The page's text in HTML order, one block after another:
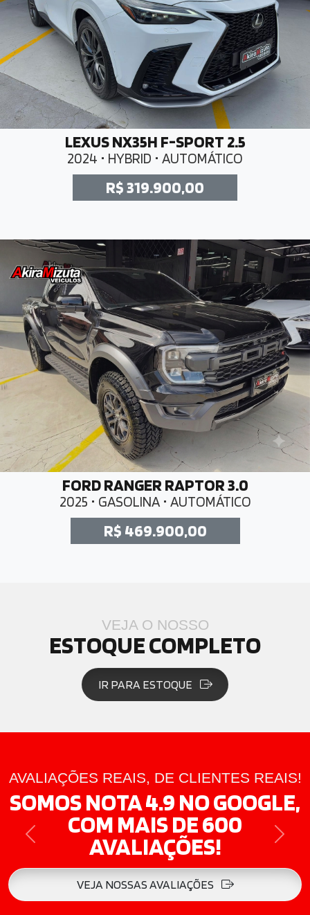
LEXUS NX35H F-SPORT 2.5
2024 • HYBRID • AUTOMÁTICO
R$ 319.900,00
FORD RANGER RAPTOR 3.0
2025 • GASOLINA • AUTOMÁTICO
R$ 469.900,00
VEJA O NOSSO
ESTOQUE COMPLETO
IR PARA ESTOQUE
AVALIAÇÕES REAIS, DE CLIENTES REAIS!
SOMOS NOTA 4.9 NO GOOGLE,
COM MAIS DE 600
AVALIAÇÕES!
VEJA NOSSAS AVALIAÇÕES
PREVIOUS NEXT